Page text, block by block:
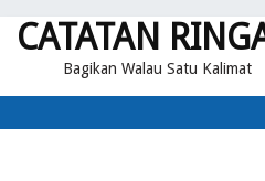
CATATAN
Bagikan Walau Satu Kalimat